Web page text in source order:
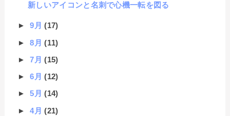
新しいアイコンと名刺で心機一転を図る
►9月(17)
►8月(11)
►7月(15)
►6月(12)
►5月(14)
►4月(21)